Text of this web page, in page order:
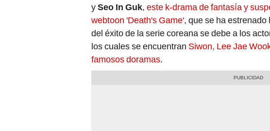
ySeo In Guk, este k-drama de fantasía y
webtoon 'Death's Game', que se ha
del éxito de la serie coreana se debe a los
los cuales se encuentran Siwon, Lee Jae
famosos doramas.